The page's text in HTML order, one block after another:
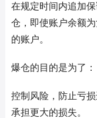
在规定时间内追加
仓，即使账户余额
的账户。
爆仓的目的是为了：
控制风险，防止亏
承担更大的损失。